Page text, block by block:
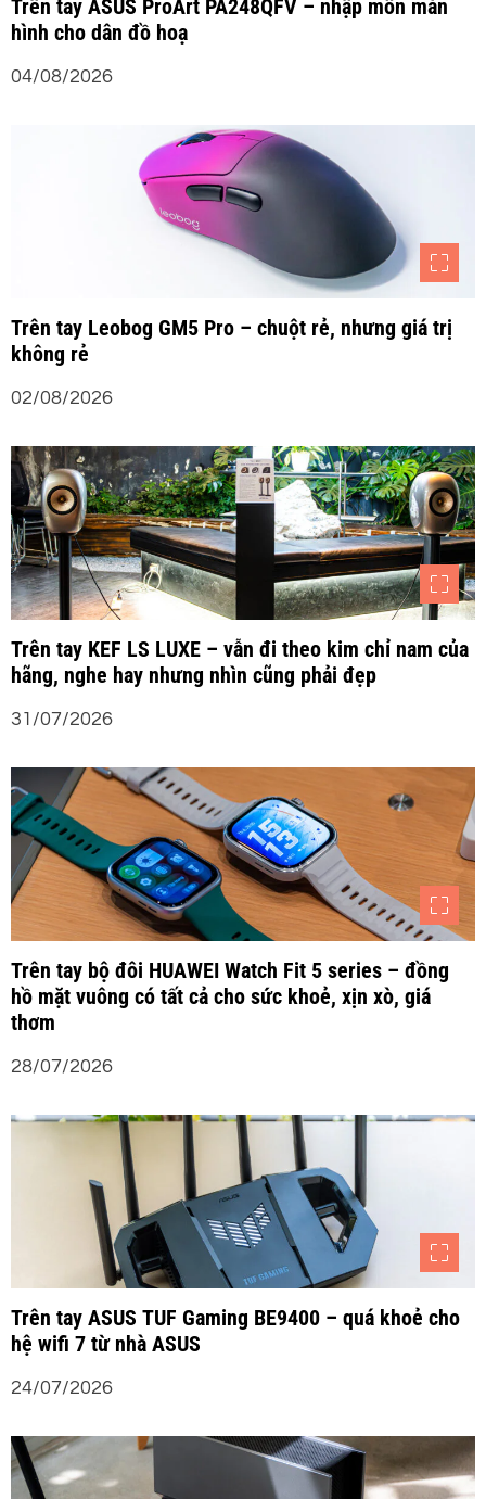
à
Trên tay ASUS ProArt PA248QFV – nhập môn màn
hình cho dân đồ hoạ
04/08/2026
Trên tay Leobog GM5 Pro – chuột rẻ, nhưng giá trị
không rẻ
02/08/2026
Trên tay KEF LS LUXE – vẫn đi theo kim chỉ nam của
hãng, nghe hay nhưng nhìn cũng phải đẹp
31/07/2026
Trên tay bộ đôi HUAWEI Watch Fit 5 series – đồng
hồ mặt vuông có tất cả cho sức khoẻ, xịn xò, giá
thơm
28/07/2026
Trên tay ASUS TUF Gaming BE9400 – quá khoẻ cho
hệ wifi 7 từ nhà ASUS
24/07/2026